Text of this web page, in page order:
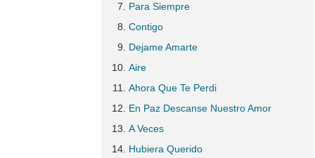
Para Siempre
Contigo
Dejame Amarte
Aire
Ahora Que Te Perdi
En Paz Descanse Nuestro Amor
A Veces
Hubiera Querido